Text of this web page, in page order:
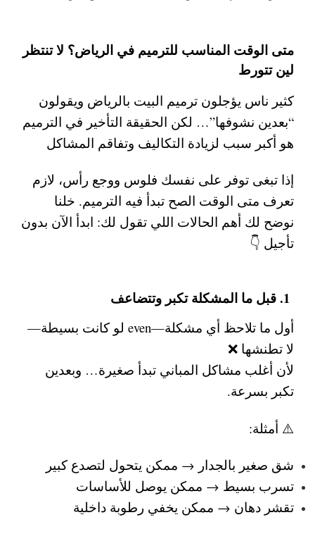
متى الوقت المناسب للترميم في الرياض؟ لا تنتظر
لين تتورط
كثير ناس يؤجلون ترميم البيت بالرياض ويقولون
“بعدين نشوفها”… لكن الحقيقة التأخير في الترميم
هو أكبر سبب لزيادة التكاليف وتفاقم المشاكل
إذا تبغى توفر على نفسك فلوس ووجع رأس، لازم
تعرف متى الوقت الصح تبدأ فيه الترميم. خلنا
نوضح لك أهم الحالات اللي تقول لك: ابدأ الآن بدون
تأجيل 👇
أول ما تلاحظ أي مشكلة—even لو كانت بسيطة—
لا تطنشها ❌
لأن أغلب مشاكل المباني تبدأ صغيرة… وبعدين
تكبر بسرعة.
⚠️ أمثلة:
شق صغير بالجدار → ممكن يتحول لتصدع كبير
تسرب بسيط → ممكن يوصل للأساسات
تقشر دهان → ممكن يخفي رطوبة داخلية